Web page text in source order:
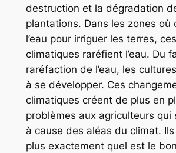
destruction et la dégradation
plantations. Dans les zones où
l’eau pour irriguer les terres,
climatiques raréfient l’eau. Du
raréfaction de l’eau, les
à se développer. Ces
climatiques créent de plus en
problèmes aux agriculteurs qui
à cause des aléas du climat.
plus exactement quel est le